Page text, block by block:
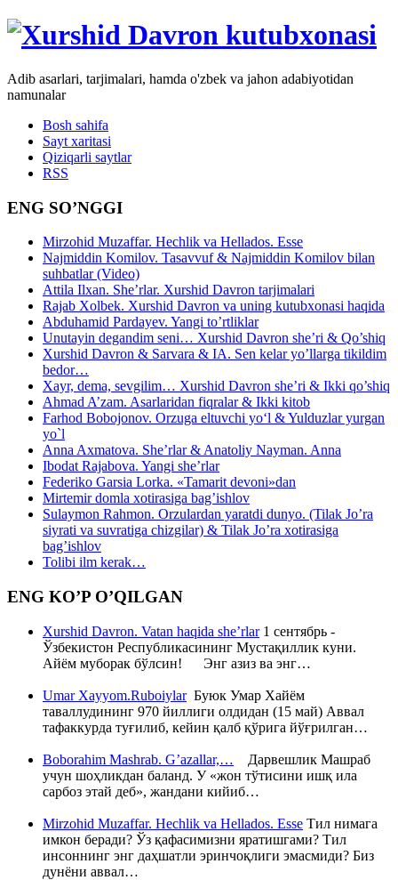
Adib asarlari, tarjimalari, hamda o'zbek va jahon adabiyotidan
namunalar
Bosh sahifa
Sayt xaritasi
Qiziqarli saytlar
RSS
ENG SO’NGGI
Mirzohid Muzaffar. Hechlik va Hellados. Esse
Najmiddin Komilov. Tasavvuf & Najmiddin Komilov bilan
suhbatlar (Video)
Attila Ilxan. She’rlar. Xurshid Davron tarjimalari
Rajab Xolbek. Xurshid Davron va uning kutubxonasi haqida
Abduhamid Pardayev. Yangi to’rtliklar
Unutayin degandim seni… Xurshid Davron she’ri & Qo’shiq
Xurshid Davron & Sarvara & IA. Sen kelar yo’llarga tikildim
bedor…
Xayr, dema, sevgilim… Xurshid Davron she’ri & Ikki qo’shiq
Ahmad A’zam. Asarlaridan fiqralar & Ikki kitob
Farhod Bobojonov. Orzuga eltuvchi yo‘l & Yulduzlar yurgan
yo`l
Anna Axmatova. She’rlar & Anatoliy Nayman. Anna
Ibodat Rajabova. Yangi she’rlar
Federiko Garsia Lorka. «Tamarit devoni»dan
Mirtemir domla xotirasiga bag’ishlov
Sulaymon Rahmon. Orzulardan yaratdi dunyo. (Tilak Jo’ra
siyrati va suvratiga chizgilar) & Tilak Jo’ra xotirasiga
bag’ishlov
Tolibi ilm kerak…
ENG KO’P O’QILGAN
Xurshid Davron. Vatan haqida she’rlar1 сентябрь -
Ўзбекистон Республикасининг Мустақиллик куни.
Айём муборак бўлсин! Энг азиз ва энг…
Umar Xayyom.RuboiylarБуюк Умар Хайём
таваллудининг 970 йиллиги олдидан (15 май) Аввал
тафаккурда туғилиб, кейин қалб қўрига йўғрилган…
Boborahim Mashrab. G’azallar,… Дарвешлик Машраб
учун шоҳликдан баланд. У «жон тўтисини ишқ ила
сарбоз этай деб», жандани кийиб…
Mirzohid Muzaffar. Hechlik va Hellados. Esse Тил нимага
имкон беради? Ўз қафасимизни яратишгами? Тил
инсоннинг энг даҳшатли эринчоқлиги эмасмиди? Биз
дунёни аввал…